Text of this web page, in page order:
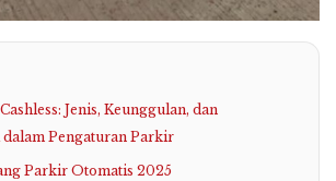
Jenis, Keunggulan, dan
Pengaturan Parkir
Parkir Otomatis 2025